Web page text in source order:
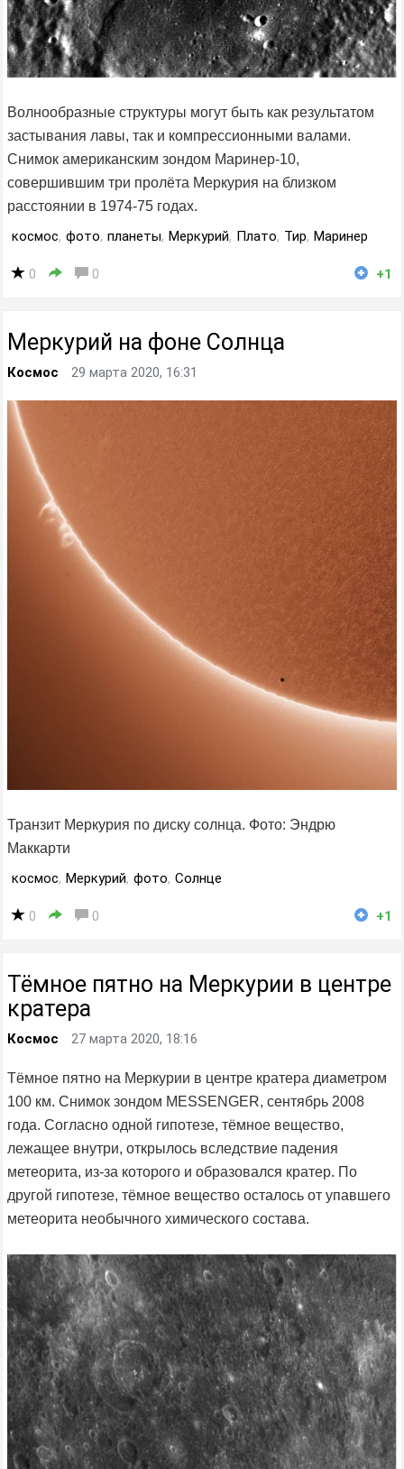
Волнообразные структуры могут быть как результатом
застывания лавы, так и компрессионными валами.
Снимок американским зондом Маринер-10,
совершившим три пролёта Меркурия на близком
расстоянии в 1974-75 годах.
космос, фото, планеты, Меркурий, Плато, Тир, Маринер
0 0 +1
Меркурий на фоне Солнца
Космос 29 марта 2020, 16:31
Транзит Меркурия по диску солнца. Фото: Эндрю
Маккарти
космос, Меркурий, фото, Солнце
0 0 +1
Тёмное пятно на Меркурии в центре
кратера
Космос 27 марта 2020, 18:16
Тёмное пятно на Меркурии в центре кратера диаметром
100 км. Снимок зондом MESSENGER, сентябрь 2008
года. Согласно одной гипотезе, тёмное вещество,
лежащее внутри, открылось вследствие падения
метеорита, из-за которого и образовался кратер. По
другой гипотезе, тёмное вещество осталось от упавшего
метеорита необычного химического состава.